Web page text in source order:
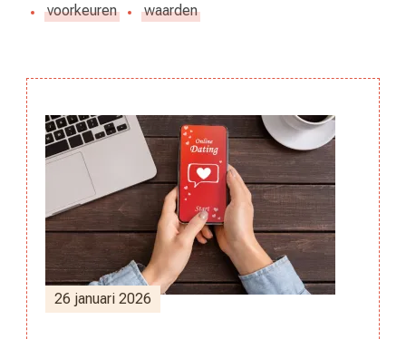
voorkeuren
waarden
Berichtnavigatie
26 januari 2026